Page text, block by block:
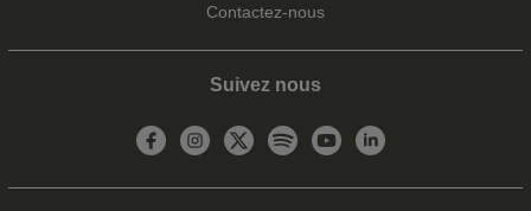
Contactez-nous
Suivez nous